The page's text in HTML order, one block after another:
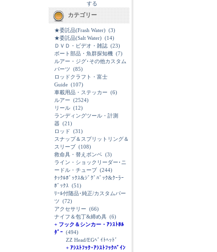
する
カテゴリー
★委託品(Frash Water) (3)
★委託品(Salt Water) (14)
ＤＶＤ・ビデオ・雑誌 (23)
ボート部品・魚群探知機 (7)
ルアー・ジグ･その他カスタム
パーツ (85)
ロッドクラフト・富士
Guide (107)
車載用品・ステッカー (6)
ルアー (2524)
リール (12)
ランディングツール・計測
器 (21)
ロッド (31)
スナップ＆スプリットリング＆
スリーブ (108)
救命具・替えボンベ (3)
ライン・ショックリーダー･ニ
ードル・チューブ (244)
ﾀｯｸﾙﾎﾞｯｸｽ&ｼﾞｸﾞﾊﾞｯｸ&ｸｰﾗｰ
ﾎﾞｯｸｽ (51)
ﾘｰﾙ付随品･純正/カスタムパー
ツ (72)
アクセサリー (66)
ナイフ＆包丁&締め具 (6)
+ フック＆シンカー・ｱｼｽﾄﾎﾙ
ﾀﾞｰ (494)
ZZ Head/EGﾍﾞｲﾄﾍｯﾄﾞ
+ ｱｼｽﾄﾌｯｸ･ｱｼｽﾄﾌｯｸﾊﾞｲﾝ